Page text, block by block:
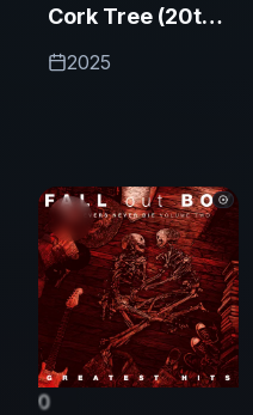
Cork Tree (20th
Anniversary
2025
0